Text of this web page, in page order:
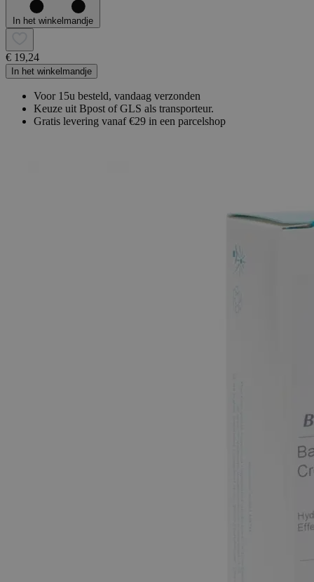
In het winkelmandje
€ 19,24
In het winkelmandje
Voor 15u besteld, vandaag verzonden
Keuze uit Bpost of GLS als transporteur.
Gratis levering vanaf €29 in een parcelshop